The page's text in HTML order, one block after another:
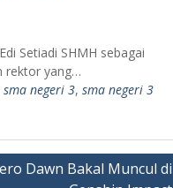
Setiadi SHMH sebagai
rektor yang…
sma negeri 3, sma negeri 3
Dawn Bakal Muncul di